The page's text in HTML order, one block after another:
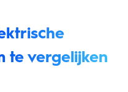
te vergelijken